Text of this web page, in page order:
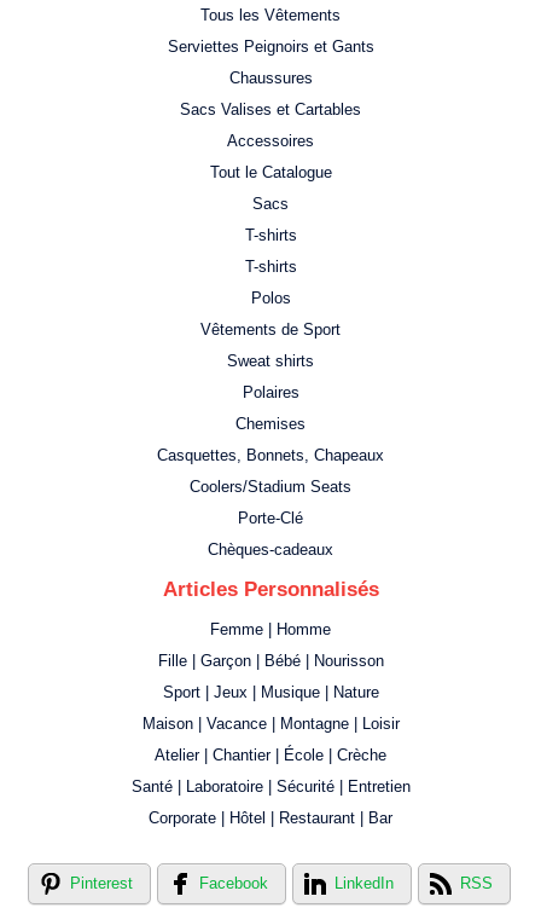
Tous les Vêtements
Serviettes Peignoirs et Gants
Chaussures
Sacs Valises et Cartables
Accessoires
Tout le Catalogue
Sacs
T-shirts
T-shirts
Polos
Vêtements de Sport
Sweat shirts
Polaires
Chemises
Casquettes, Bonnets, Chapeaux
Coolers/Stadium Seats
Porte-Clé
Chèques-cadeaux
Articles Personnalisés
Femme | Homme
Fille | Garçon | Bébé | Nourisson
Sport | Jeux | Musique | Nature
Maison | Vacance | Montagne | Loisir
Atelier | Chantier | École | Crèche
Santé | Laboratoire | Sécurité | Entretien
Corporate | Hôtel | Restaurant | Bar
Pinterest Facebook LinkedIn RSS